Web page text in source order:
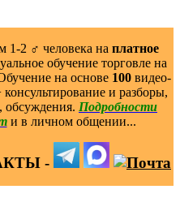
1-2 ‍♂️ человека на платное
обучение торговле на
на основе 100видео-
консультирование и разборы,
обсуждения. Подробности
и в личном общении...
-